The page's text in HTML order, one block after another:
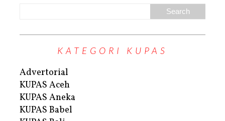
KATEGORI KUPAS
Advertorial
KUPAS Aceh
KUPAS Aneka
KUPAS Babel